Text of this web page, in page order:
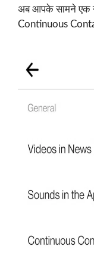
अब आपके सामने एक
Continuous